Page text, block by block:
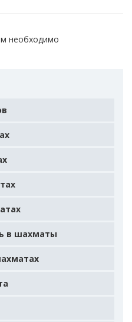
необходимо
в шахматы